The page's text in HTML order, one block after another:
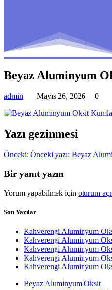
Beyaz Aluminyum
admin Mayıs 26, 2026 | 0
Yazı gezinmesi
Önceki: Önceki yazı: Beyaz
Bir yanıt yazın
Yorum yapabilmek için oturum
Son Yazılar
Kahverengi Aluminyum
Kahverengi Aluminyum
Kahverengi Aluminyum
Kahverengi Aluminyum
Kahverengi Aluminyum
Beyaz Aluminyum Oksit